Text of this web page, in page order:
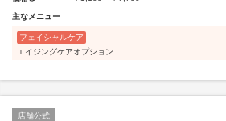
主なメニュー
フェイシャルケア
エイジングケアオプション
店舗公式